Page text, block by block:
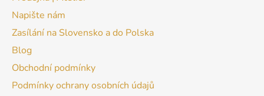
Napište nám
Zasílání na Slovensko a do Polska
Blog
Obchodní podmínky
Podmínky ochrany osobních údajů